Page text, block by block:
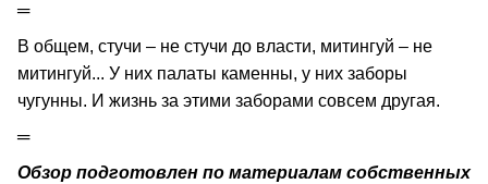
═
В общем, стучи – не стучи до власти, митингуй – не
митингуй... У них палаты каменны, у них заборы
чугунны. И жизнь за этими заборами совсем другая.
═
Обзор подготовлен по материалам собственных